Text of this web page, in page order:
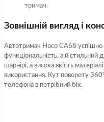
тримач.
Зовнішній вигляд і
Автотримач Hoco CA68 успішно
функціональність, а й стильний
шарнірі, а висока якість
використання. Кут повороту
телефона в потрібний бік.